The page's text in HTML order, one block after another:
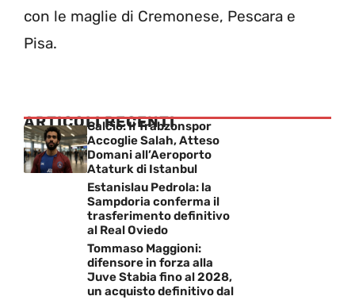
con le maglie di Cremonese, Pescara e
Pisa.
ARTICOLI RECENTI
Calcio: Il Trabzonspor
Accoglie Salah, Atteso
Domani all’Aeroporto
Ataturk di Istanbul
Estanislau Pedrola: la
Sampdoria conferma il
trasferimento definitivo
al Real Oviedo
Tommaso Maggioni:
difensore in forza alla
Juve Stabia fino al 2028,
un acquisto definitivo dal